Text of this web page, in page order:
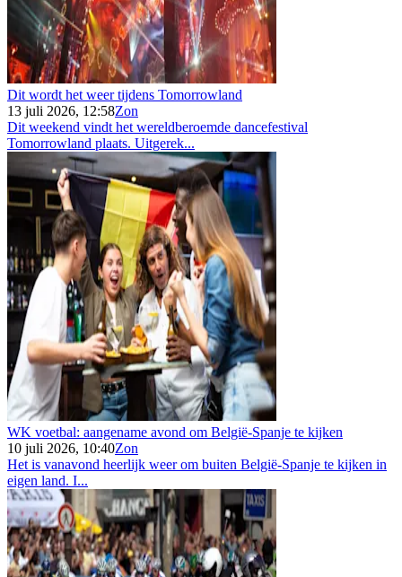
Dit wordt het weer tijdens Tomorrowland
13 juli 2026, 12:58Zon
Dit weekend vindt het wereldberoemde dancefestival
Tomorrowland plaats. Uitgerek...
WK voetbal: aangename avond om België-Spanje te kijken
10 juli 2026, 10:40Zon
Het is vanavond heerlijk weer om buiten België-Spanje te kijken in
eigen land. I...